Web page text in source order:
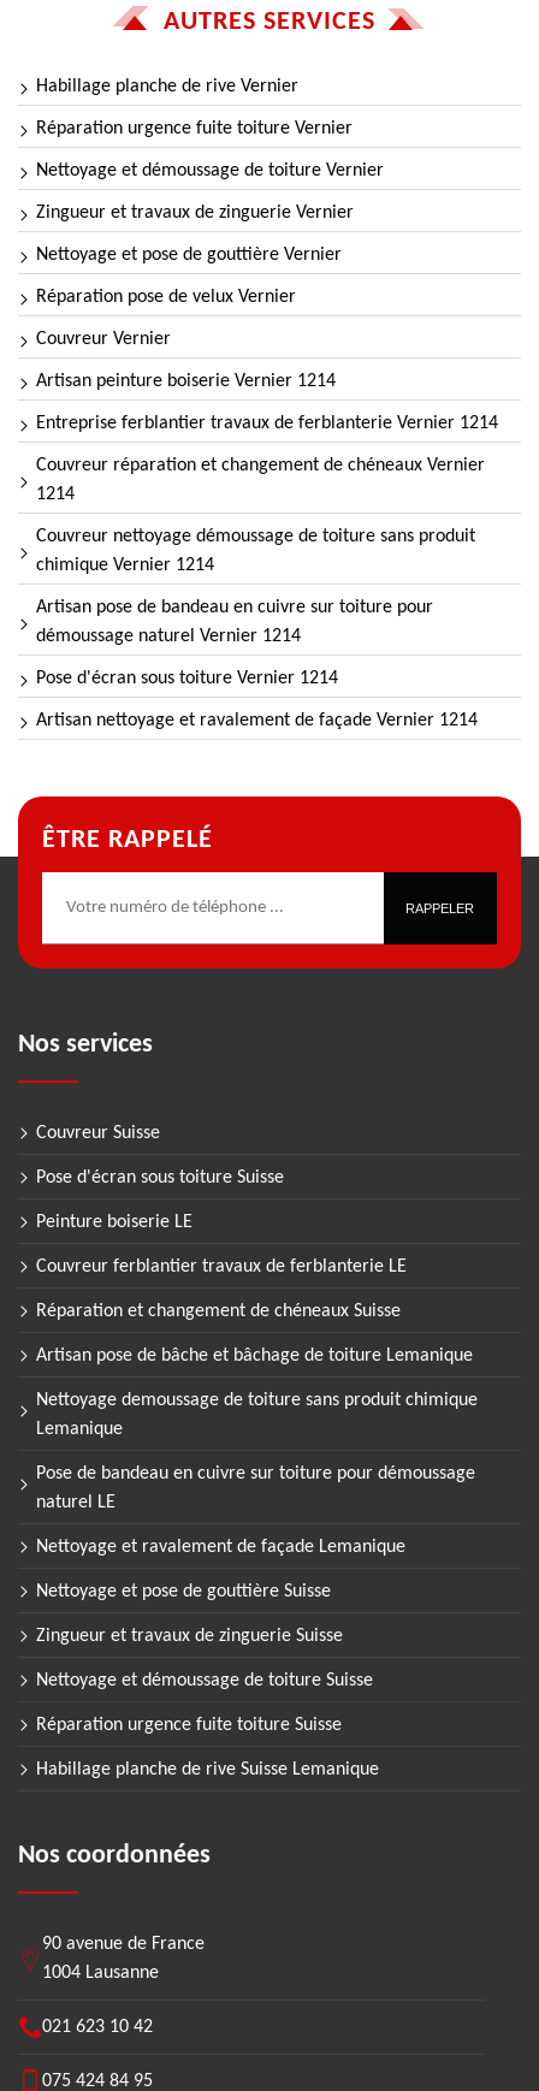
AUTRES SERVICES
Habillage planche de rive Vernier
Réparation urgence fuite toiture Vernier
Nettoyage et démoussage de toiture Vernier
Zingueur et travaux de zinguerie Vernier
Nettoyage et pose de gouttière Vernier
Réparation pose de velux Vernier
Couvreur Vernier
Artisan peinture boiserie Vernier 1214
Entreprise ferblantier travaux de ferblanterie Vernier 1214
Couvreur réparation et changement de chéneaux Vernier
1214
Couvreur nettoyage démoussage de toiture sans produit
chimique Vernier 1214
Artisan pose de bandeau en cuivre sur toiture pour
démoussage naturel Vernier 1214
Pose d'écran sous toiture Vernier 1214
Artisan nettoyage et ravalement de façade Vernier 1214
ÊTRE RAPPELÉ
Nos services
Couvreur Suisse
Pose d'écran sous toiture Suisse
Peinture boiserie LE
Couvreur ferblantier travaux de ferblanterie LE
Réparation et changement de chéneaux Suisse
Artisan pose de bâche et bâchage de toiture Lemanique
Nettoyage demoussage de toiture sans produit chimique
Lemanique
Pose de bandeau en cuivre sur toiture pour démoussage
naturel LE
Nettoyage et ravalement de façade Lemanique
Nettoyage et pose de gouttière Suisse
Zingueur et travaux de zinguerie Suisse
Nettoyage et démoussage de toiture Suisse
Réparation urgence fuite toiture Suisse
Habillage planche de rive Suisse Lemanique
Nos coordonnées
90 avenue de France
1004 Lausanne
021 623 10 42
075 424 84 95